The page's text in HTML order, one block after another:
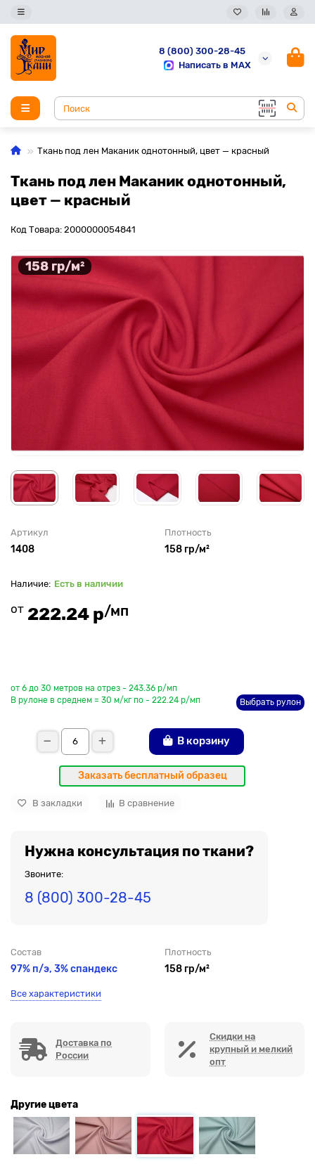
8 (800) 300-28-45
Написать в MAX
Ткань под лен Маканик однотонный, цвет — красный
Ткань под лен Маканик однотонный,
цвет — красный
Код Товара: 2000000054841
158 гр/м²
Артикул
1408
Плотность
158 гр/м²
Есть в наличии
от 222.24 р/мп
от 6 до 30 метров на отрез - 243.36 р/мп
В рулоне в среднем = 30 м/кг по - 222.24 р/мп
Выбрать рулон
В корзину
Заказать бесплатный образец
В закладки В сравнение
Нужна консультация по ткани?
Звоните:
8 (800) 300-28-45
Состав
97% п/э, 3% спандекс
Плотность
158 гр/м²
Все характеристики
Доставка по
России
Скидки на
крупный и мелкий
опт
Другие цвета